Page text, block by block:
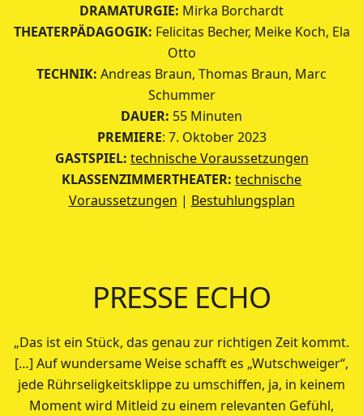
DRAMATURGIE: Mirka Borchardt
THEATERPÄDAGOGIK: Felicitas Becher, Meike Koch, Ela
Otto
TECHNIK: Andreas Braun, Thomas Braun, Marc
Schummer
DAUER: 55 Minuten
PREMIERE: 7. Oktober 2023
GASTSPIEL: technische Voraussetzungen
KLASSENZIMMERTHEATER: technische
Voraussetzungen | Bestuhlungsplan
PRESSE ECHO
„Das ist ein Stück, das genau zur richtigen Zeit kommt.
[…] Auf wundersame Weise schafft es „Wutschweiger“,
jede Rührseligkeitsklippe zu umschiffen, ja, in keinem
Moment wird Mitleid zu einem relevanten Gefühl,